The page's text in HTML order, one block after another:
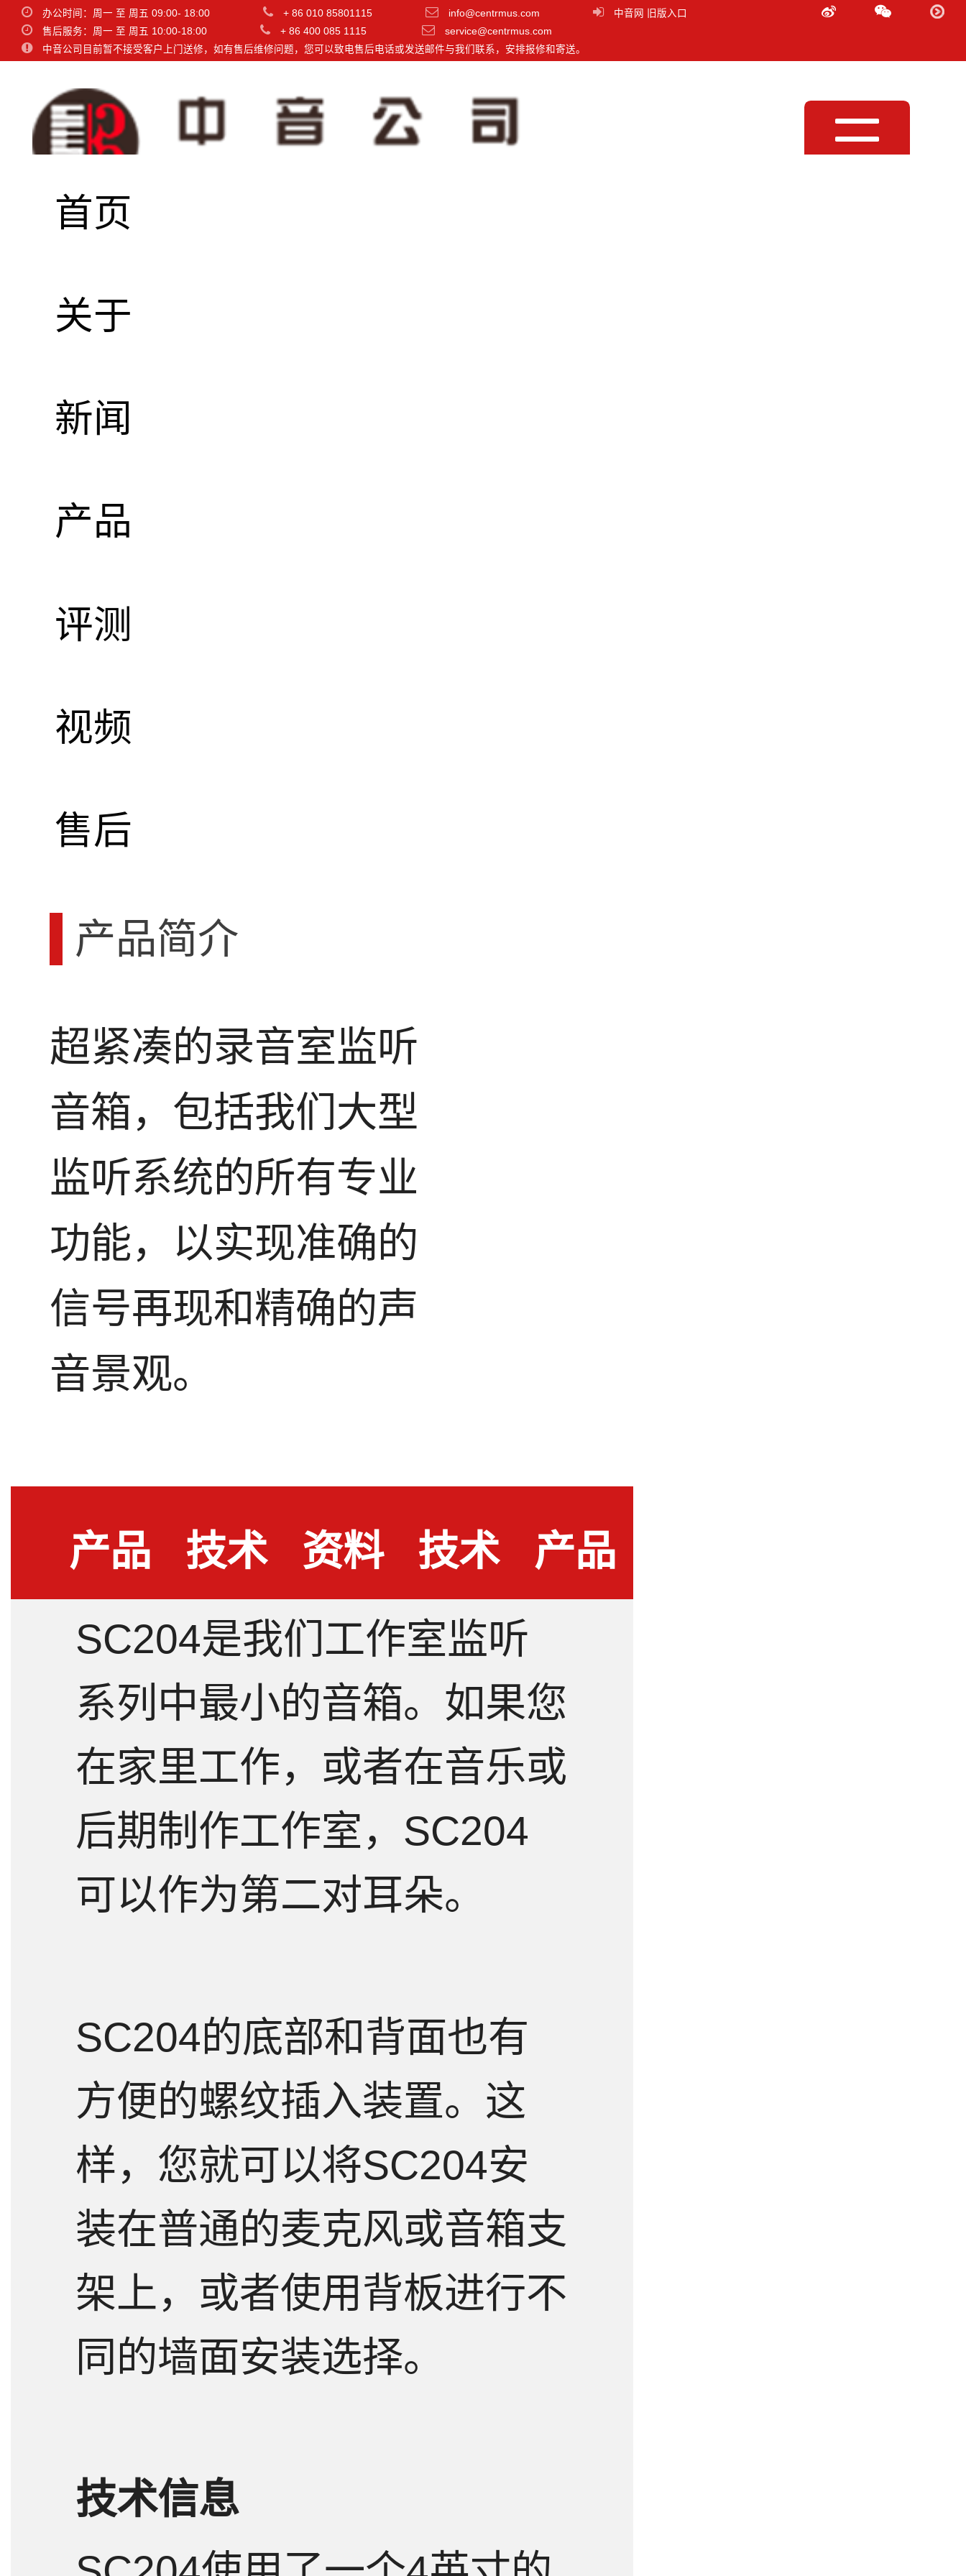
办公时间：周一 至 周五 09:00- 18:00 + 86 010 85801115 info@centrmus.com
中音网 旧版入口
售后服务：周一 至 周五 10:00-18:00
+ 86 400 085 1115
service@centrmus.com
中音公司目前暂不接受客户上门送修，如有售后维修问题，您可以致电售后电话或发送邮件与我们联系，安排报修和寄送。
首页
关于
新闻
产品
评测
视频
售后
产品简介
超紧凑的录音室监听
音箱，包括我们大型
监听系统的所有专业
功能，以实现准确的
信号再现和精确的声
音景观。
产品
详情
技术
指标
资料
下载
技术
问答
产品
SC204是我们工作室监听
系列中最小的音箱。如果您
在家里工作，或者在音乐或
后期制作工作室，SC204
可以作为第二对耳朵。
SC204的底部和背面也有
方便的螺纹插入装置。这
样，您就可以将SC204安
装在普通的麦克风或音箱支
架上，或者使用背板进行不
同的墙面安装选择。
技术信息